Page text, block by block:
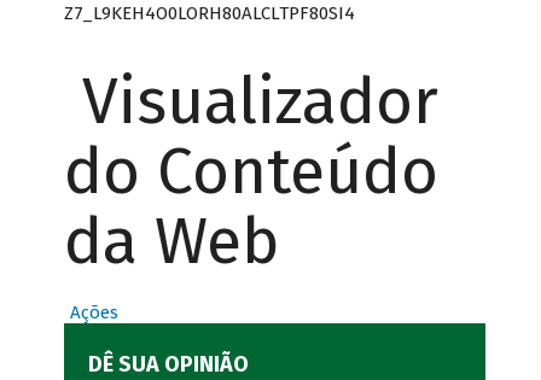
Z7_L9KEH4O0LORH80ALCLTPF80SI4
Visualizador
do Conteúdo
da Web
Ações
DÊ SUA OPINIÃO